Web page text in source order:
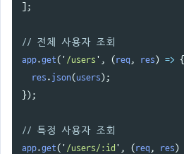
];
// 전체 사용자 조회
app.get( ' /users ' , ( req , res ) => {
res . json(users );
});
// 특정 사용자 조회
app.get( ' /users/:id ' , ( req , res )